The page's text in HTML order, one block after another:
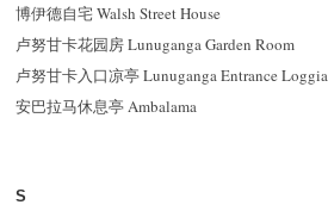
博伊德自宅 Walsh Street House
卢努甘卡花园房 Lunuganga Garden Room
卢努甘卡入口凉亭 Lunuganga Entrance Loggia
安巴拉马休息亭 Ambalama
S